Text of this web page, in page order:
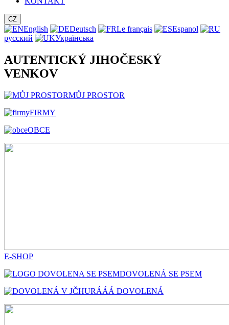
CZ
English Deutsch Le français
Espanol
русский
Українська
AUTENTICKÝ JIHOČESKÝ
VENKOV
MŮJ PROSTOR
FIRMY
OBCE
E-SHOP
DOVOLENÁ SE PSEM
HURÁÁÁ DOVOLENÁ